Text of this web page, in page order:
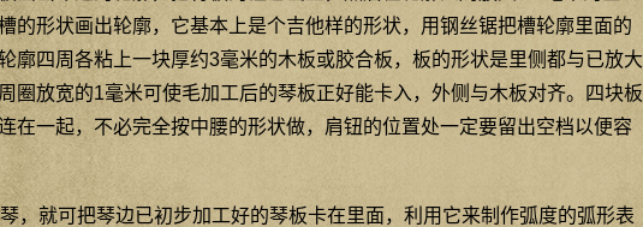
的形状画出轮廓，它基本上是个吉他样的形状，用钢丝锯把槽轮廓里面的
廓四周各粘上一块厚约3毫米的木板或胶合板，板的形状是里侧都与已放大
圈放宽的1毫米可使毛加工后的琴板正好能卡入，外侧与木板对齐。四块板
在一起，不必完全按中腰的形状做，肩钮的位置处一定要留出空档以便容
，就可把琴边已初步加工好的琴板卡在里面，利用它来制作弧度的弧形表